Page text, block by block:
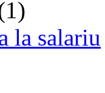
la salariu